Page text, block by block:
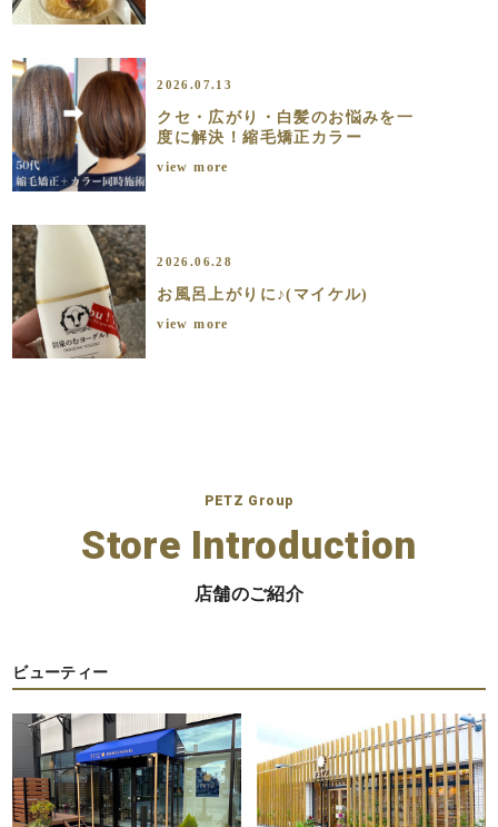
2026.07.13
クセ・広がり・白髪のお悩みを一
度に解決！縮毛矯正カラー
view more
2026.06.28
お風呂上がりに♪(マイケル)
view more
PETZ Group
Store Introduction
店舗のご紹介
ビューティー